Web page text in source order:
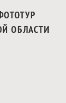
ОБЛАСТИ